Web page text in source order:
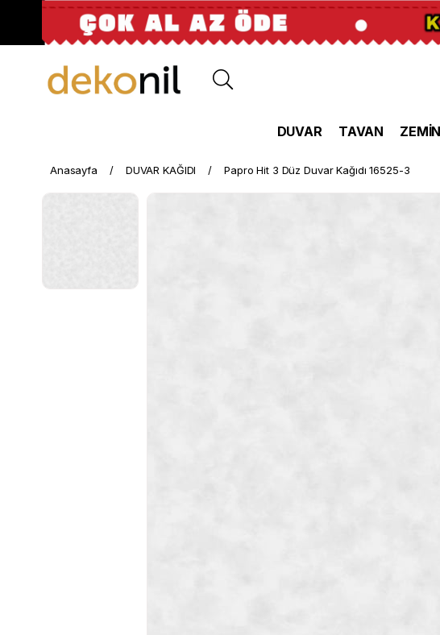
DUVAR TAVAN ZEMİN
Anasayfa DUVAR KAĞIDI Papro Hit 3 Düz Duvar Kağıdı 16525-3